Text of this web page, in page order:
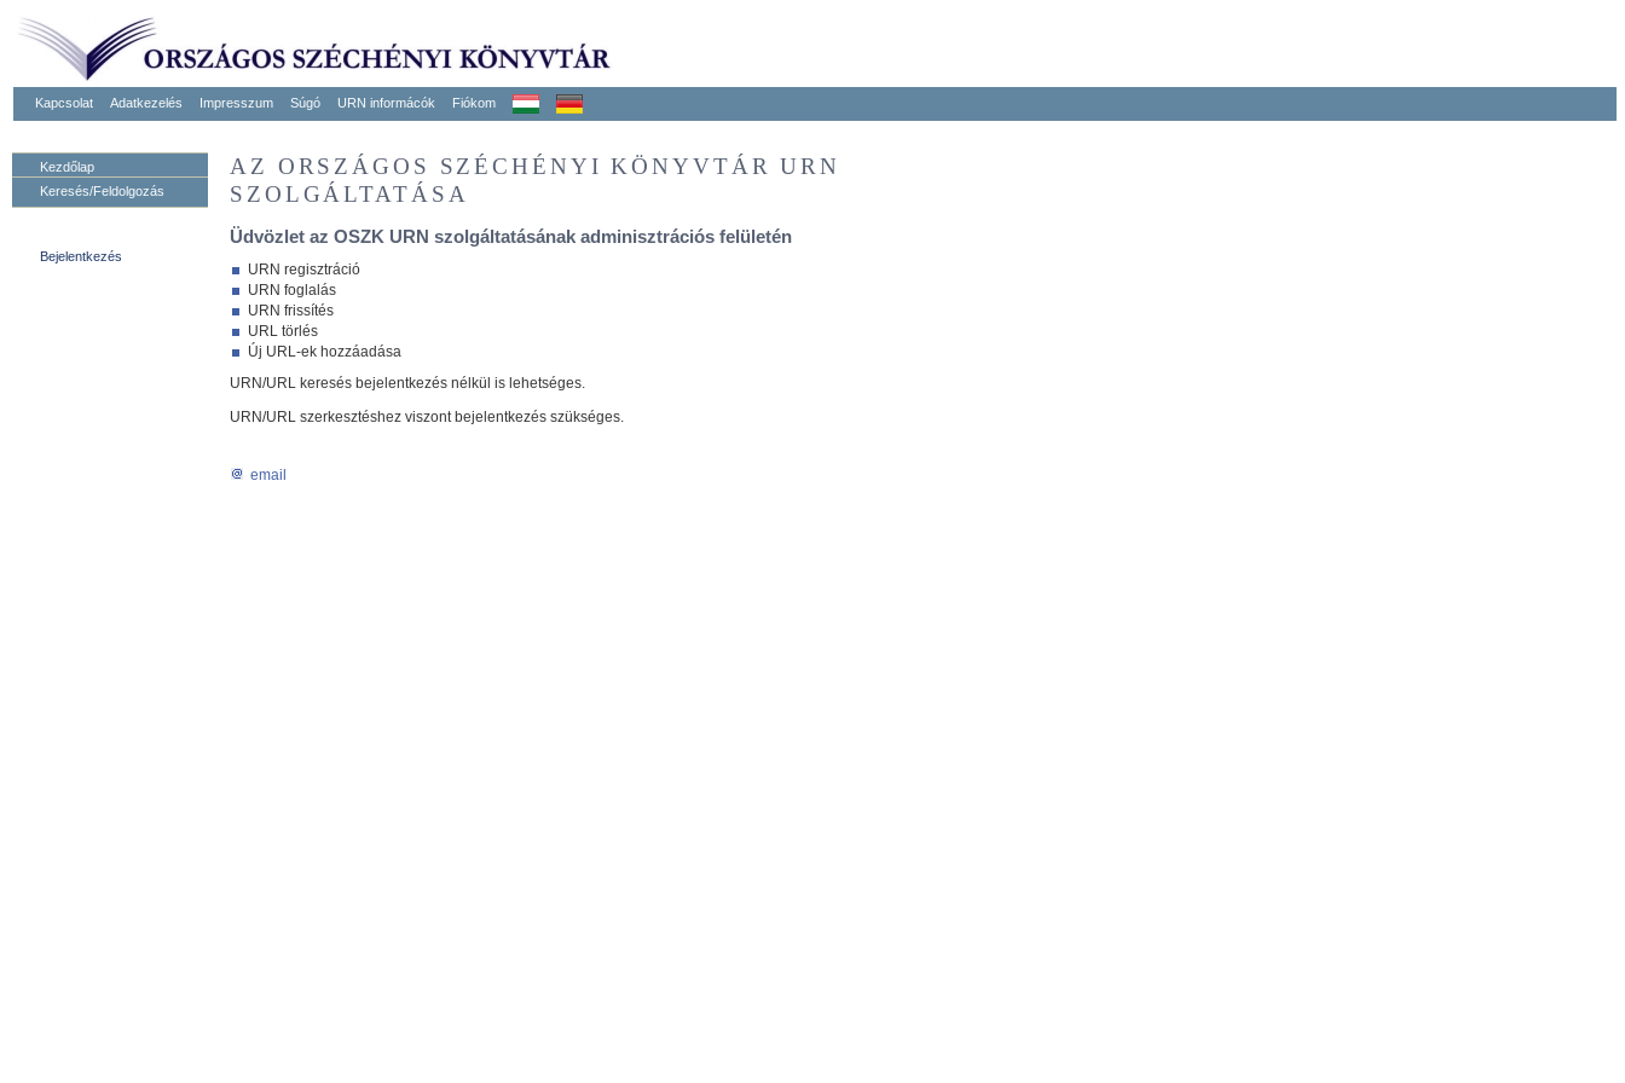
Kapcsolat Adatkezelés Impresszum Súgó URN informácók Fiókom
Kezdőlap
Keresés/Feldolgozás
Bejelentkezés
AZ ORSZÁGOS SZÉCHÉNYI KÖNYVTÁR URN
SZOLGÁLTATÁSA
Üdvözlet az OSZK URN szolgáltatásának adminisztrációs felületén
URN regisztráció
URN foglalás
URN frissítés
URL törlés
Új URL-ek hozzáadása
URN/URL keresés bejelentkezés nélkül is lehetséges.
URN/URL szerkesztéshez viszont bejelentkezés szükséges.
email